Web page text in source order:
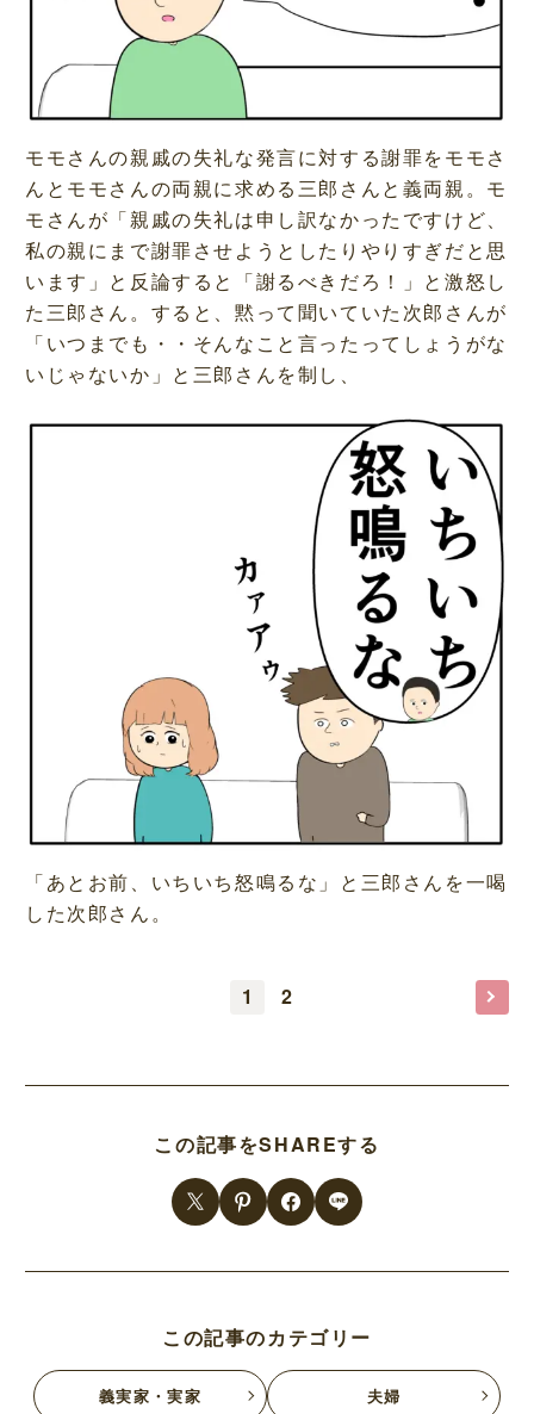
モモさんの親戚の失礼な発言に対する謝罪をモモさ
んとモモさんの両親に求める三郎さんと義両親。モ
モさんが「親戚の失礼は申し訳なかったですけど、
私の親にまで謝罪させようとしたりやりすぎだと思
います」と反論すると「謝るべきだろ！」と激怒し
た三郎さん。すると、黙って聞いていた次郎さんが
「いつまでも・・そんなこと言ったってしょうがな
いじゃないか」と三郎さんを制し、
「あとお前、いちいち怒鳴るな」と三郎さんを一喝
した次郎さん。
1 2
この記事をSHAREする
この記事のカテゴリー
義実家・実家 夫婦